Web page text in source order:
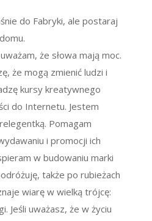
do Fabryki, ale postaraj
że słowa mają moc.
że mogą zmienić ludzi i
kursy kreatywnego
do Internetu. Jestem
Pomagam
i promocji ich
w budowaniu marki
także po rubieżach
wiarę w wielką trójcę:
Jeśli uważasz, że w życiu